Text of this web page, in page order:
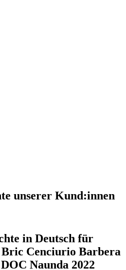
unserer Kund:innen
in Deutsch für
Cenciurio Barbera
Naunda 2022